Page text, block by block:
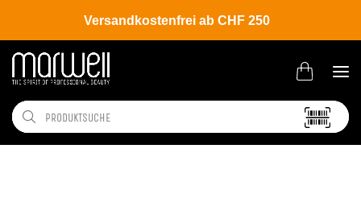
Versandkostenfrei ab CHF 250
Shop Brands Joewell